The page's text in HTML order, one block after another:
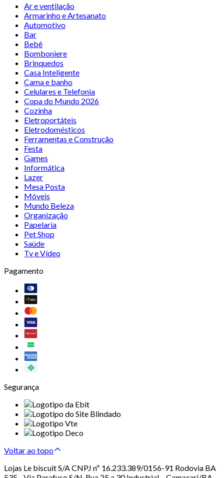
Ar e ventilação
Armarinho e Artesanato
Automotivo
Bar
Bebê
Bomboniere
Brinquedos
Casa Inteligente
Cama e banho
Celulares e Telefonia
Copa do Mundo 2026
Cozinha
Eletroportáteis
Eletrodomésticos
Ferramentas e Construção
Festa
Games
Informática
Lazer
Mesa Posta
Móveis
Mundo Beleza
Organização
Papelaria
Pet Shop
Saúde
Tv e Vídeo
Pagamento
Segurança
Voltar ao topo
Lojas Le biscuit S/A CNPJ nº 16.233.389/0156-91 Rodovia BA